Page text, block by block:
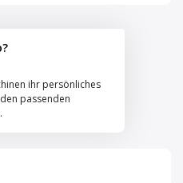
ihr persönliches
passenden